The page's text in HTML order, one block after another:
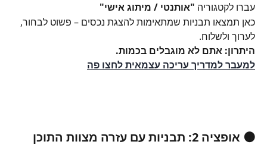
עברו לקטגוריה "אותנטי / מיתוג אישי"
כאן תמצאו תבניות שמתאימות להצגת נכסים – פשוט לבחור,
לערוך ולשלוח.
היתרון: אתם לא מוגבלים בכמות.
למעבר למדריך עריכה עצמאית לחצו פה
🟠 אופציה 2: תבניות עם עזרה מצוות התוכן